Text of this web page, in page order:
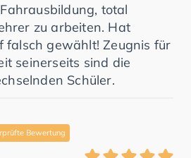
total
zu arbeiten. Hat
falsch gewählt! Zeugnis für
seinerseits sind die
Schüler.
Bewertung